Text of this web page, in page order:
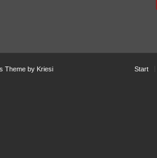
Theme by Kriesi Start